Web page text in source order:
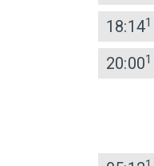
18:141
20:001